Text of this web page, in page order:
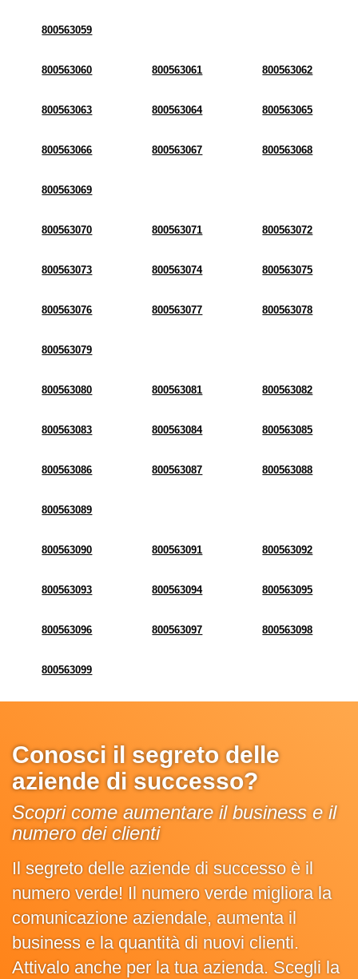
800563059
800563060 800563061 800563062
800563063 800563064 800563065
800563066 800563067 800563068
800563069
800563070 800563071 800563072
800563073 800563074 800563075
800563076 800563077 800563078
800563079
800563080 800563081 800563082
800563083 800563084 800563085
800563086 800563087 800563088
800563089
800563090 800563091 800563092
800563093 800563094 800563095
800563096 800563097 800563098
800563099
Conosci il segreto delle
aziende di successo?
Scopri come aumentare il business e il
numero dei clienti
Il segreto delle aziende di successo è il
numero verde! Il numero verde migliora la
comunicazione aziendale, aumenta il
business e la quantità di nuovi clienti.
Attivalo anche per la tua azienda. Scegli la